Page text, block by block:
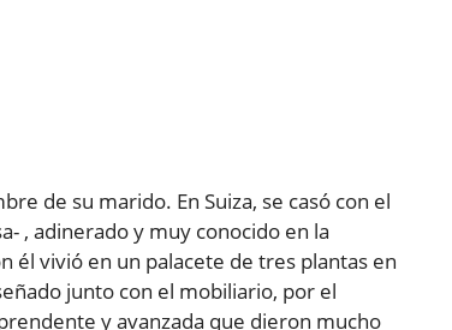
de su marido. En Suiza, se casó con el
, adinerado y muy conocido en la
él vivió en un palacete de tres plantas en
junto con el mobiliario, por el
y avanzada que dieron mucho